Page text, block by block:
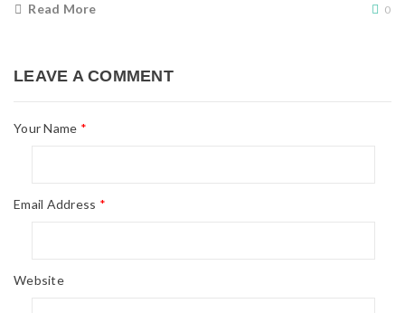
Read More 0
LEAVE A COMMENT
Your Name *
Email Address *
Website